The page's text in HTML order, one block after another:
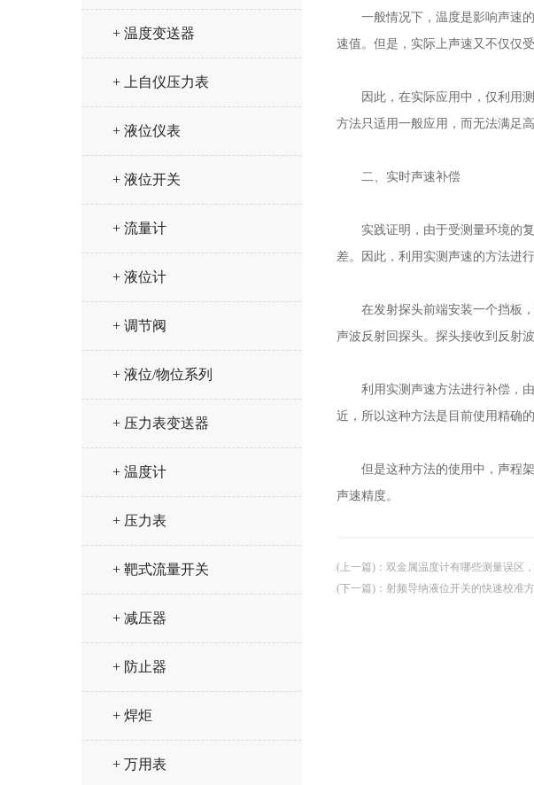
+ 温度变送器
+ 上自仪压力表
+ 液位仪表
+ 液位开关
+ 流量计
+ 液位计
+ 调节阀
+ 液位/物位系列
+ 压力表变送器
+ 温度计
+ 压力表
+ 靶式流量开关
+ 减压器
+ 防止器
+ 焊炬
+ 万用表
一般情况下，温度是影响声速的
速值。但是，实际上声速又不仅仅
因此，在实际应用中，仅利用测
方法只适用一般应用，而无法满足高
二、实时声速补偿
实践证明，由于受测量环境的复
差。因此，利用实测声速的方法进
在发射探头前端安装一个挡板，
声波反射回探头。探头接收到反射
利用实测声速方法进行补偿，由
近，所以这种方法是目前使用精确
但是这种方法的使用中，声程架
声速精度。
(上一篇) ： 双金属温度计有哪些测量误区
(下一篇) ： 射频导纳液位开关的快速校准